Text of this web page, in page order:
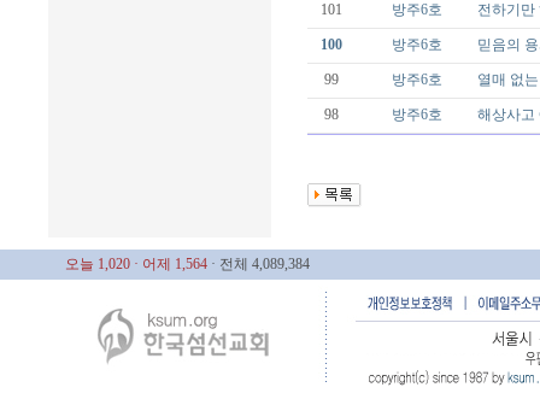
101 방주6호 전하기만
100 방주6호 믿음의
99 방주6호 열매 없
98 방주6호 해상사고
오늘 1,020 · 어제 1,564 · 전체 4,089,384